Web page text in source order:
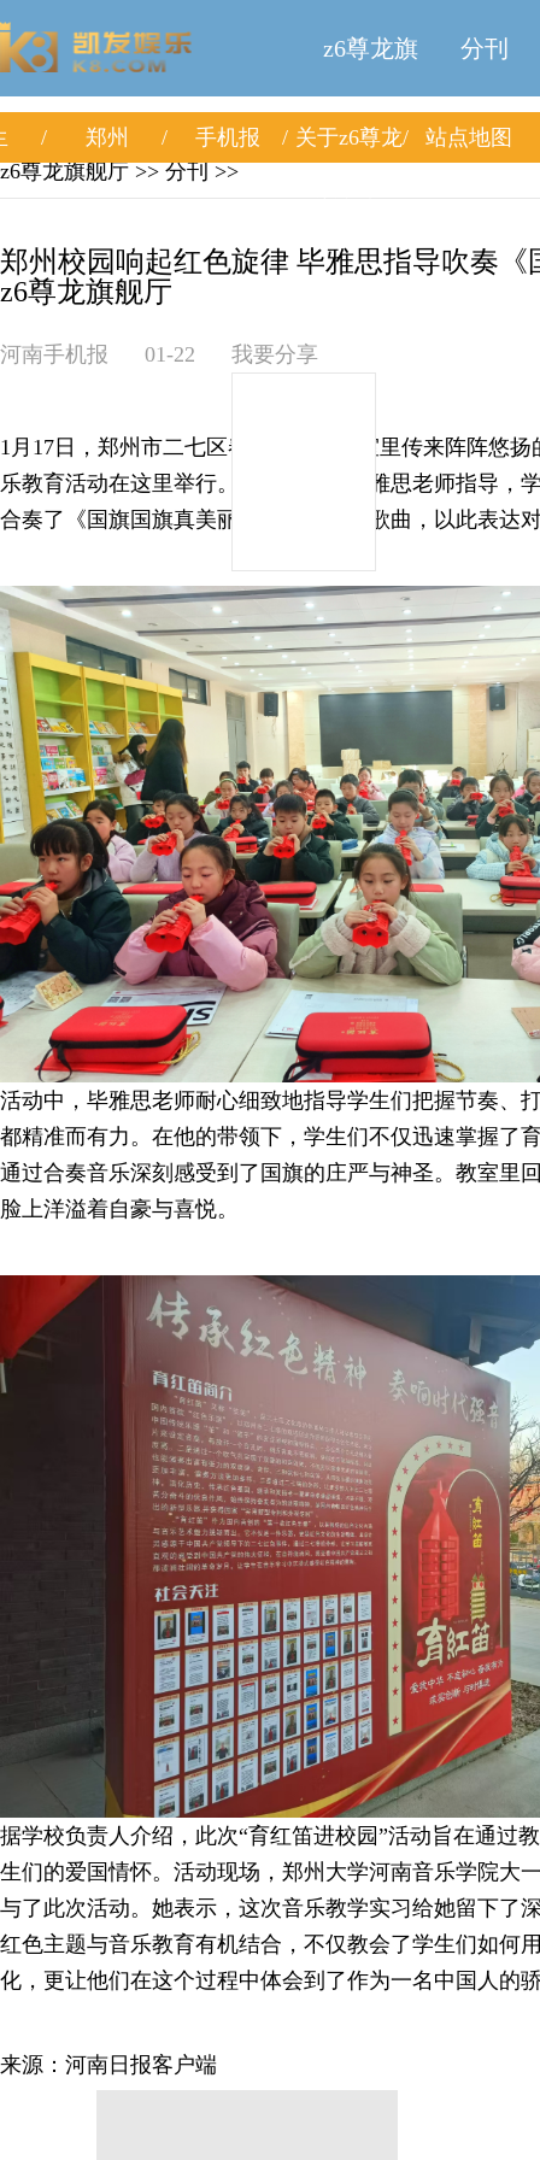
z6尊龙旗
舰厅
分刊
郑州 手机报 关于z6尊龙
站点地图
z6尊龙旗舰厅 >> 分刊 >>
郑州校园响起红色旋律 毕雅思指导吹奏《
z6尊龙旗舰厅
河南手机报 01-22 我要分享
1月17日，郑州市二七区春晖小学的教室里传来阵阵悠
乐教育活动在这里举行。此次活动由毕雅思老师指导，
合奏了《国旗国旗真美丽》等红色经典歌曲，以此表达
活动中，毕雅思老师耐心细致地指导学生们把握节奏、
都精准而有力。在他的带领下，学生们不仅迅速掌握了
通过合奏音乐深刻感受到了国旗的庄严与神圣。教室里
脸上洋溢着自豪与喜悦。
据学校负责人介绍，此次“育红笛进校园”活动旨在通过
生们的爱国情怀。活动现场，郑州大学河南音乐学院大
与了此次活动。她表示，这次音乐教学实习给她留下了
红色主题与音乐教育有机结合，不仅教会了学生们如何
化，更让他们在这个过程中体会到了作为一名中国人的
来源：河南日报客户端